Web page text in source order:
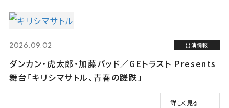
2026.09.02 出演情報
ダンカン・虎太郎・加藤バッド／GEトラスト Presents
舞台「キリシマサトル、青春の蹉跌」
詳しく見る